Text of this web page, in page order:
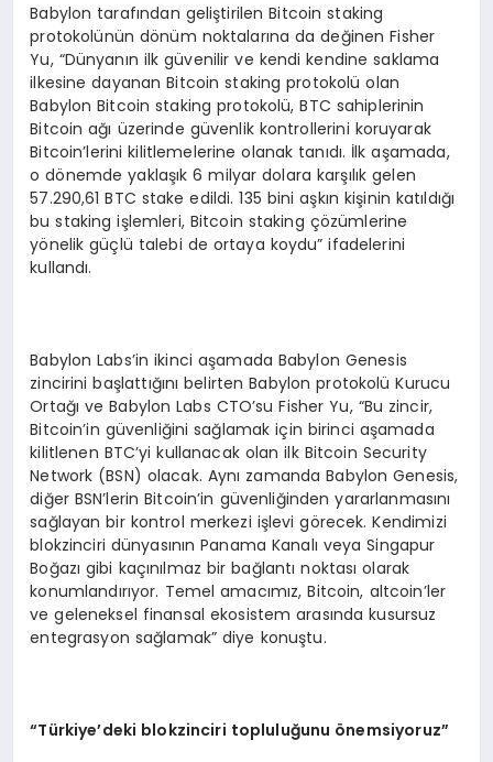
Babylon tarafından geliştirilen Bitcoin staking
protokolünün dönüm noktalarına da değinen Fisher
Yu, “Dünyanın ilk güvenilir ve kendi kendine saklama
ilkesine dayanan Bitcoin staking protokolü olan
Babylon Bitcoin staking protokolü, BTC sahiplerinin
Bitcoin ağı üzerinde güvenlik kontrollerini koruyarak
Bitcoin’lerini kilitlemelerine olanak tanıdı. İlk aşamada,
o dönemde yaklaşık 6 milyar dolara karşılık gelen
57.290,61 BTC stake edildi. 135 bini aşkın kişinin katıldığı
bu staking işlemleri, Bitcoin staking çözümlerine
yönelik güçlü talebi de ortaya koydu” ifadelerini
kullandı.
Babylon Labs’in ikinci aşamada Babylon Genesis
zincirini başlattığını belirten Babylon protokolü Kurucu
Ortağı ve Babylon Labs CTO’su Fisher Yu, “Bu zincir,
Bitcoin’in güvenliğini sağlamak için birinci aşamada
kilitlenen BTC’yi kullanacak olan ilk Bitcoin Security
Network (BSN) olacak. Aynı zamanda Babylon Genesis,
diğer BSN’lerin Bitcoin’in güvenliğinden yararlanmasını
sağlayan bir kontrol merkezi işlevi görecek. Kendimizi
blokzinciri dünyasının Panama Kanalı veya Singapur
Boğazı gibi kaçınılmaz bir bağlantı noktası olarak
konumlandırıyor. Temel amacımız, Bitcoin, altcoin’ler
ve geleneksel finansal ekosistem arasında kusursuz
entegrasyon sağlamak” diye konuştu.
“Türkiye’deki blokzinciri topluluğunu önemsiyoruz”